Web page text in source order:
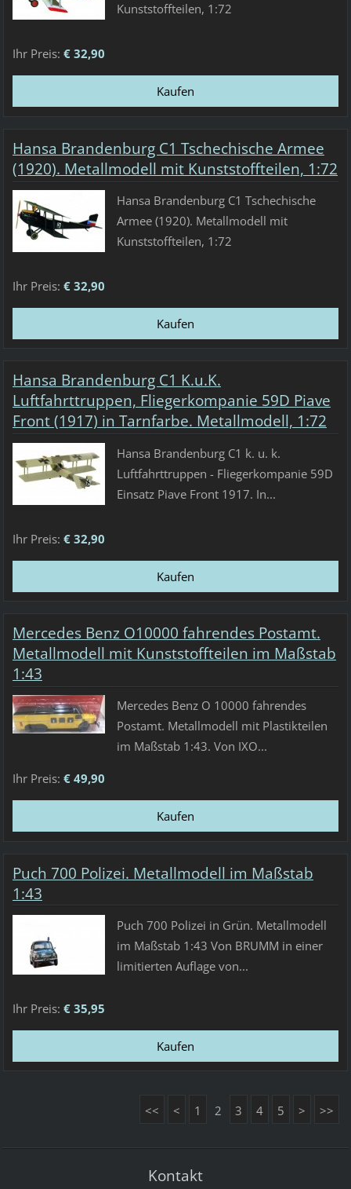
Kunststoffteilen, 1:72
Ihr Preis: € 32,90
Hansa Brandenburg C1 Tschechische Armee
(1920). Metallmodell mit Kunststoffteilen, 1:72
Hansa Brandenburg C1 Tschechische
Armee (1920). Metallmodell mit
Kunststoffteilen, 1:72
Ihr Preis: € 32,90
Hansa Brandenburg C1 K.u.K.
Luftfahrttruppen, Fliegerkompanie 59D Piave
Front (1917) in Tarnfarbe. Metallmodell, 1:72
Hansa Brandenburg C1 k. u. k.
Luftfahrttruppen - Fliegerkompanie 59D
Einsatz Piave Front 1917. In...
Ihr Preis: € 32,90
Mercedes Benz O10000 fahrendes Postamt.
Metallmodell mit Kunststoffteilen im Maßstab
1:43
Mercedes Benz O 10000 fahrendes
Postamt. Metallmodell mit Plastikteilen
im Maßstab 1:43. Von IXO...
Ihr Preis: € 49,90
Puch 700 Polizei. Metallmodell im Maßstab
1:43
Puch 700 Polizei in Grün. Metallmodell
im Maßstab 1:43 Von BRUMM in einer
limitierten Auflage von...
Ihr Preis: € 35,95
<< < 1 2 3 4 5 > >>
Kontakt